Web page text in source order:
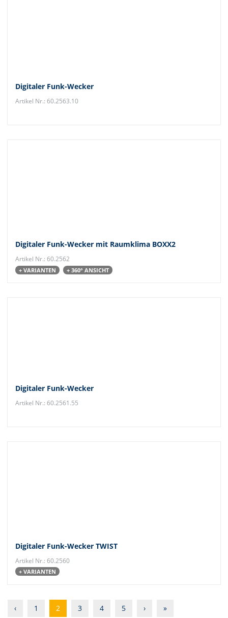
Digitaler Funk-Wecker
Artikel Nr.: 60.2563.10
Digitaler Funk-Wecker mit Raumklima BOXX2
Artikel Nr.: 60.2562
+ VARIANTEN + 360° ANSICHT
Digitaler Funk-Wecker
Artikel Nr.: 60.2561.55
Digitaler Funk-Wecker TWIST
Artikel Nr.: 60.2560
+ VARIANTEN
‹ 1 2 3 4 5 › »